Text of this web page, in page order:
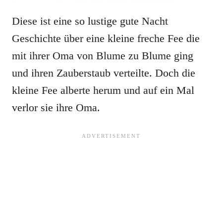
Diese ist eine so lustige gute Nacht
Geschichte über eine kleine freche Fee die
mit ihrer Oma von Blume zu Blume ging
und ihren Zauberstaub verteilte. Doch die
kleine Fee alberte herum und auf ein Mal
verlor sie ihre Oma.